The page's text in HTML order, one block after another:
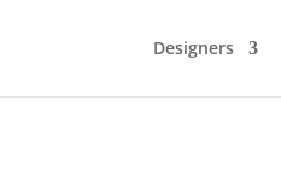
Designers